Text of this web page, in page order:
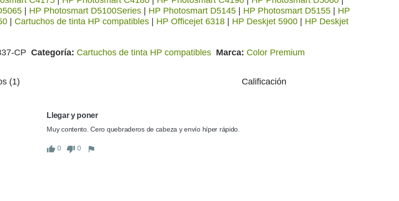
HP Photosmart D5100Series HP Photosmart D5145 HP Photosmart D5155
HP
Cartuchos de tinta HP compatibles HP Officejet 6318 HP Deskjet 5900
HP Deskjet
CP Categoría Cartuchos de tinta HP compatibles Marca Color Premium
(1) Calificación
Llegar y poner
Muy contento. Cero quebraderos de cabeza y envío híper rápido.
0 0